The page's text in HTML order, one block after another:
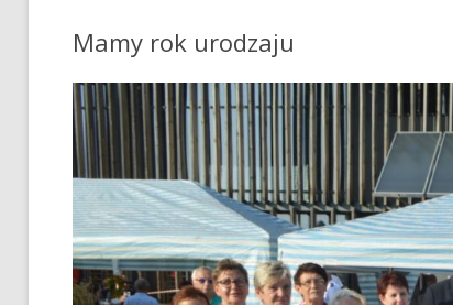
Mamy rok urodzaju